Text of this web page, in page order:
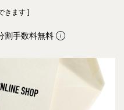
きます ]
割手数料無料